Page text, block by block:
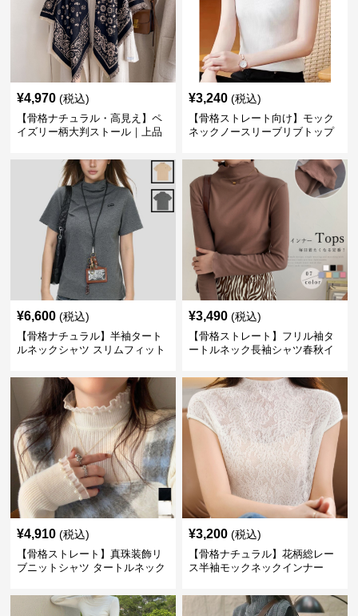
¥4,970 (税込)
【骨格ナチュラル・高見え】ペ
イズリー柄大判ストール｜上品
¥3,240 (税込)
【骨格ストレート向け】モック
ネックノースリーブリブトップ
¥6,600 (税込)
【骨格ナチュラル】半袖タート
ルネックシャツ スリムフィット
¥3,490 (税込)
【骨格ストレート】フリル袖タ
ートルネック長袖シャツ春秋イ
¥4,910 (税込)
【骨格ストレート】真珠装飾リ
ブニットシャツ タートルネック
¥3,200 (税込)
【骨格ナチュラル】花柄総レー
ス半袖モックネックインナー